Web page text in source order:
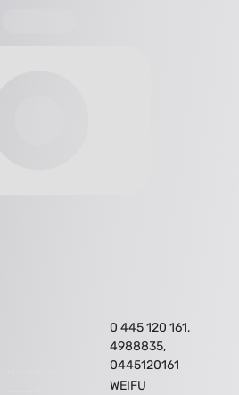
0 445 120 161,
4988835,
0445120161
WEIFU